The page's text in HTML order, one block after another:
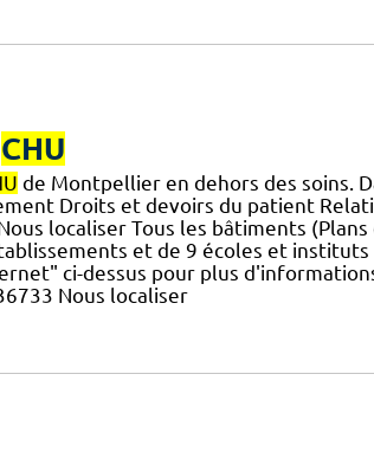
CHU
de Montpellier en dehors des soins.
Droits et devoirs du patient
localiser Tous les bâtiments
et de 9 écoles et
ci-dessus pour plus
Nous localiser